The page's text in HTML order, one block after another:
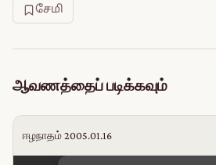
சேமி
ஆவணத்தைப் படிக்கவும்
ஈழநாதம் 2005.01.16